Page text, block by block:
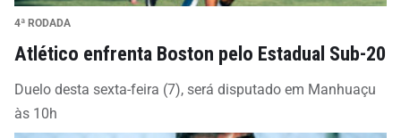
4ª RODADA
Atlético enfrenta Boston pelo Estadual Sub-20
Duelo desta sexta-feira (7), será disputado em Manhuaçu
às 10h